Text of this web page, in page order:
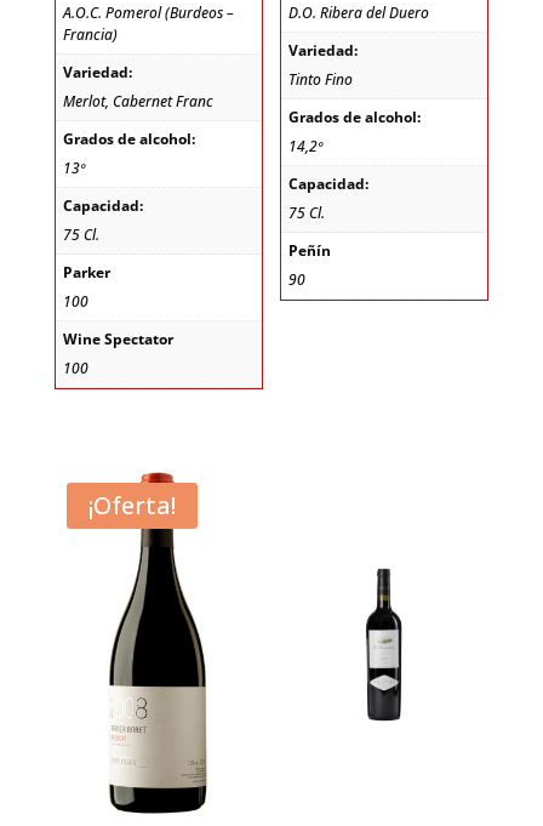
A.O.C. Pomerol (Burdeos –
Francia)
Variedad:
Merlot, Cabernet Franc
Grados de alcohol:
13º
Capacidad:
75 Cl.
Parker
100
Wine Spectator
100
D.O. Ribera del Duero
Variedad:
Tinto Fino
Grados de alcohol:
14,2º
Capacidad:
75 Cl.
Peñín
90
¡Oferta!